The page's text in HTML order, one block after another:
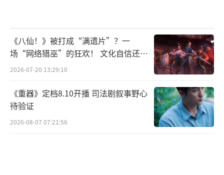
《八仙！》被打成“满遗片”？一
场“网络猎巫”的狂欢！ 文化自信还是
焦虑？
2026-07-20 13:29:10
《重器》定档8.10开播 司法剧叙事野心
待验证
2026-08-07 07:21:56